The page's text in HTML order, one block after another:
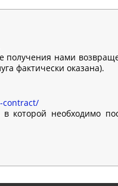
нами
фактически оказана).
contract/
которой необходимо